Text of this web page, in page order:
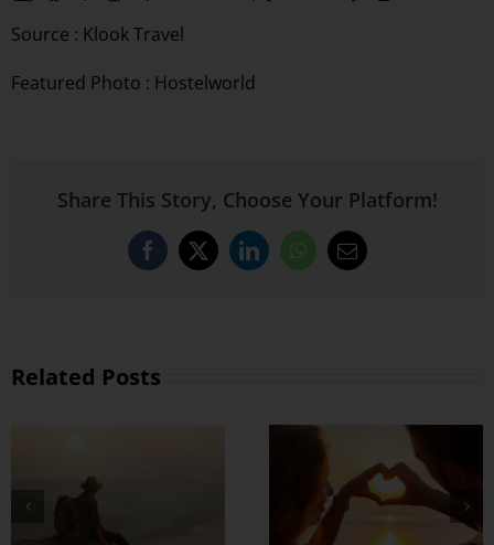
Source : Klook Travel
Featured Photo : Hostelworld
Share This Story, Choose Your Platform!
Facebook
X LinkedInWhatsApp
Email
Related Posts
အချစ်တွေ ပိုတိုးလာ